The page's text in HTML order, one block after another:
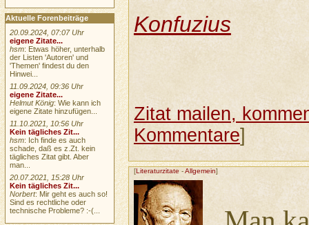
Konfuzius
Zitat mailen,
Kommentare]
[Literaturzitate -Allgemein]
Aktuelle Forenbeiträge
20.09.2024, 07:07 Uhr
eigene Zitate...
hsm: Etwas höher, unterhalb
der Listen 'Autoren' und
'Themen' findest du den
Hinwei...
11.09.2024, 09:36 Uhr
eigene Zitate...
Helmut König: Wie kann ich
eigene Zitate hinzufügen...
11.10.2021, 10:56 Uhr
Kein tägliches Zit...
hsm: Ich finde es auch
schade, daß es z.Zt. kein
tägliches Zitat gibt. Aber
man...
20.07.2021, 15:28 Uhr
Kein tägliches Zit...
Norbert: Mir geht es auch so!
Sind es rechtliche oder
technische Probleme? :-(...